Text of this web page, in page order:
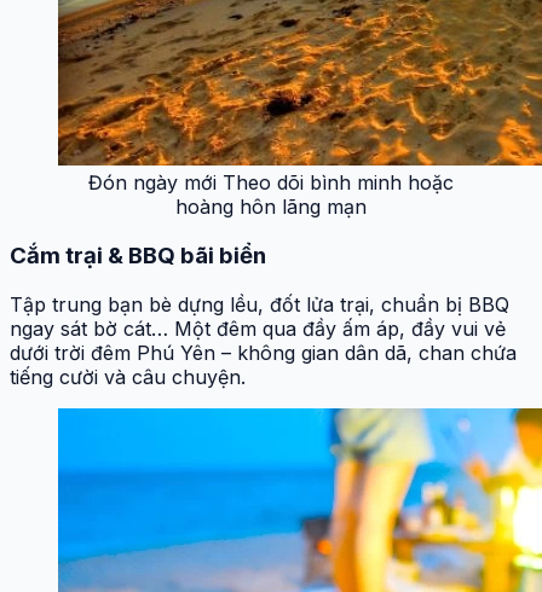
Đón ngày mới Theo dõi bình minh hoặc
hoàng hôn lãng mạn
Cắm trại & BBQ bãi biển
Tập trung bạn bè dựng lều, đốt lửa trại, chuẩn bị BBQ
ngay sát bờ cát… Một đêm qua đầy ấm áp, đầy vui vẻ
dưới trời đêm Phú Yên – không gian dân dã, chan chứa
tiếng cười và câu chuyện.